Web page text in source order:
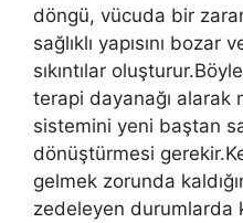
döngü, vücuda bir
sağlıklı yapısını bozar
sıkıntılar
terapi dayanağı alarak
sistemini yeni baştan
dönüştürmesi
gelmek zorunda
zedeleyen durumlarda